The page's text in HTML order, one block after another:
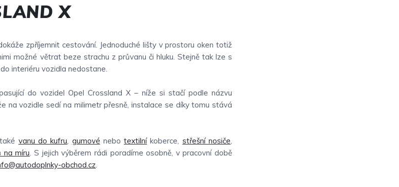
X
zpříjemnit cestování. Jednoduché lišty v prostoru oken totiž
možné větrat beze strachu z průvanu či hluku. Stejně tak lze s
interiéru vozidla nedostane.
do vozidel Opel Crossland X – níže si stačí podle názvu
na vozidle sedí na milimetr přesně, instalace se díky tomu stává
vanu do kufru, gumové nebotextilníkoberce, střešní nosiče,
na míru. S jejich výběrem rádi poradíme osobně, v pracovní době
obchod.cz.